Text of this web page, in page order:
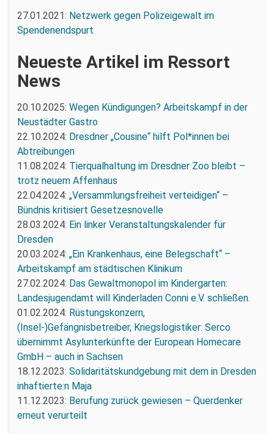
27.01.2021: Netzwerk gegen Polizeigewalt im
Spendenendspurt
Neueste Artikel im Ressort
News
20.10.2025: Wegen Kündigungen? Arbeitskampf in der
Neustädter Gastro
22.10.2024: Dresdner „Cousine“ hilft Pol*innen bei
Abtreibungen
11.08.2024: Tierqualhaltung im Dresdner Zoo bleibt –
trotz neuem Affenhaus
22.04.2024: „Versammlungsfreiheit verteidigen“ –
Bündnis kritisiert Gesetzesnovelle
28.03.2024: Ein linker Veranstaltungskalender für
Dresden
20.03.2024: „Ein Krankenhaus, eine Belegschaft“ –
Arbeitskampf am städtischen Klinikum
27.02.2024: Das Gewaltmonopol im Kindergarten:
Landesjugendamt will Kinderladen Conni e.V. schließen.
01.02.2024: Rüstungskonzern,
(Insel-)Gefängnisbetreiber, Kriegslogistiker: Serco
übernimmt Asylunterkünfte der European Homecare
GmbH – auch in Sachsen
18.12.2023: Solidaritätskundgebung mit dem in Dresden
inhaftierte:n Maja
11.12.2023: Berufung zurück gewiesen – Querdenker
erneut verurteilt